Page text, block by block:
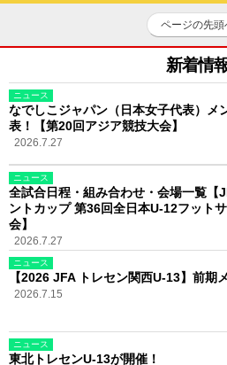
ページの先頭
新着情
ニュース
なでしこジャパン（日本女子代表）メ
表！【第20回アジア競技大会】
2026.7.27
ニュース
全試合日程・組み合わせ・会場一覧【
ントカップ 第36回全日本U-12フット
会】
2026.7.27
ニュース
【2026 JFA トレセン関西U-13】前期
2026.7.15
ニュース
東北トレセンU-13が開催！